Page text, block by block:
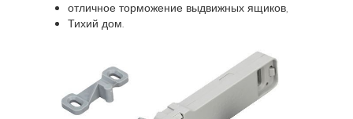
отличное торможение выдвижных ящиков,
Тихий дом.